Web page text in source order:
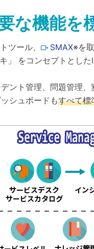
な機能を
ツール、 SMAX※を
」 をコンセプトとし
ント管理、問題管理
シュボードもすべて標